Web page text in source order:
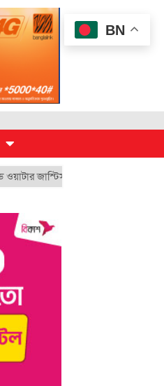
মুভমেন্ট’
BN